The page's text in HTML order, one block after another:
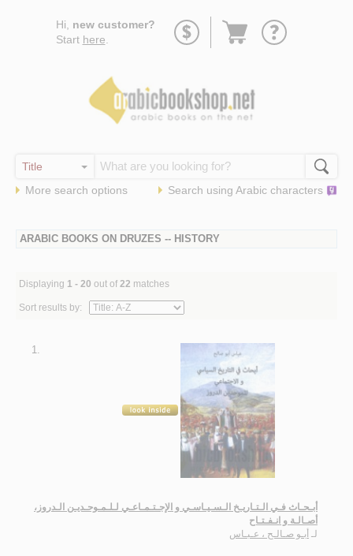
Hi, new customer?
Start here
Go
More search options Search using Arabic characters
ARABIC BOOKS ON DRUZES -- HISTORY
Displaying 1 - 20 out of 22 matches
Sort results by:
1.
أبـحـاث فـي الـتـاريـخ الـسـيـاسـي و الإجـتـمـاعـي لـلـمـوحـديـن الـدروز،
أصـالـة و انـفـتـاح
لـ أبـو صـالـح ، عـبـاس